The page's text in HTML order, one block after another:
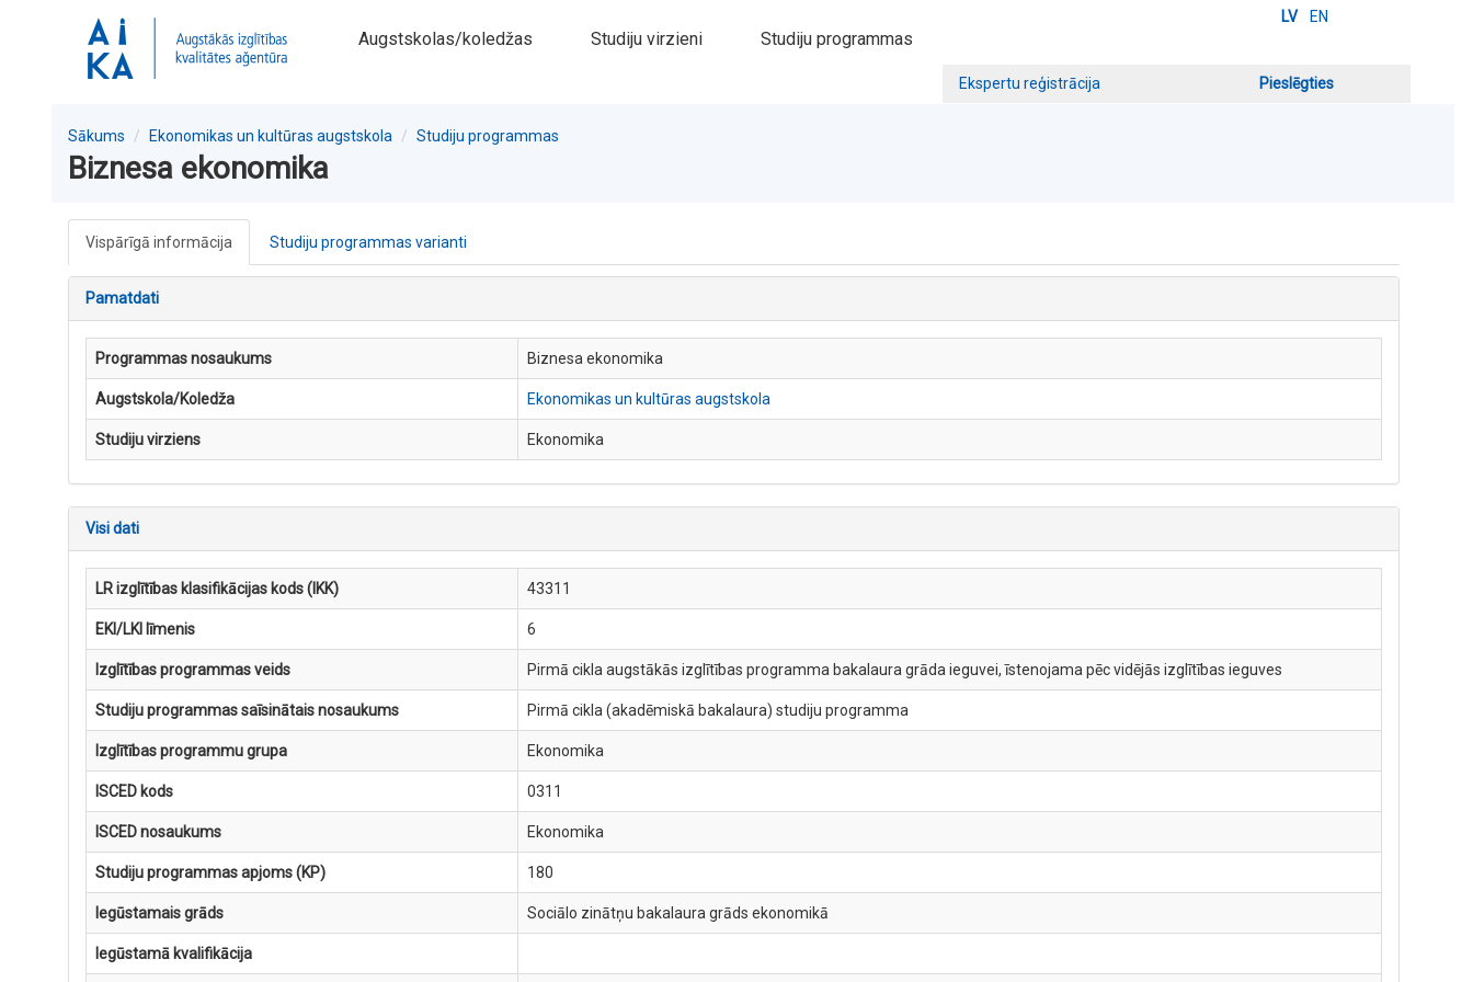
LV EN
Augstskolas/koledžas Studiju virzieni Studiju programmas
Ekspertu reģistrācija Pieslēgties
Sākums Ekonomikas un kultūras augstskola Studiju programmas
Biznesa ekonomika
Vispārīgā informācija Studiju programmas varianti
Pamatdati
Programmas nosaukums Biznesa ekonomika
Augstskola/Koledža Ekonomikas un kultūras augstskola
Studiju virziens Ekonomika
Visi dati
LR izglītības klasifikācijas kods (IKK) 43311
EKI/LKI līmenis 6
Izglītības programmas veids Pirmā cikla augstākās izglītības programma bakalaura grāda ieguvei, īstenojama pēc vidējās izglītības ieguves
Studiju programmas saīsinātais nosaukums Pirmā cikla (akadēmiskā bakalaura) studiju programma
Izglītības programmu grupa Ekonomika
ISCED kods 0311
ISCED nosaukums Ekonomika
Studiju programmas apjoms (KP) 180
Iegūstamais grāds Sociālo zinātņu bakalaura grāds ekonomikā
Iegūstamā kvalifikācija